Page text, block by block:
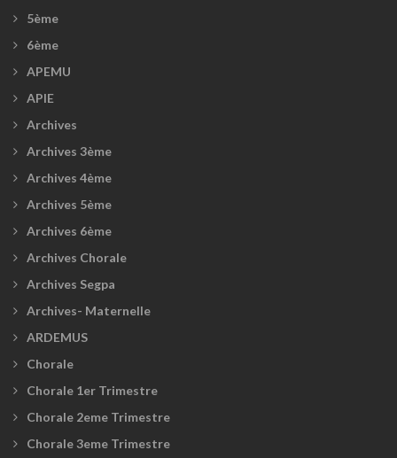
5ème
6ème
APEMU
APIE
Archives
Archives 3ème
Archives 4ème
Archives 5ème
Archives 6ème
Archives Chorale
Archives Segpa
Archives- Maternelle
ARDEMUS
Chorale
Chorale 1er Trimestre
Chorale 2eme Trimestre
Chorale 3eme Trimestre